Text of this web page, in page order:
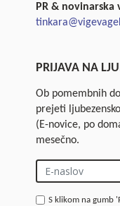
PR & novinarska
PRIJAVA NA
Ob pomembnih
prejeti
(E-novice, po
mesečno.
S klikom na gumb